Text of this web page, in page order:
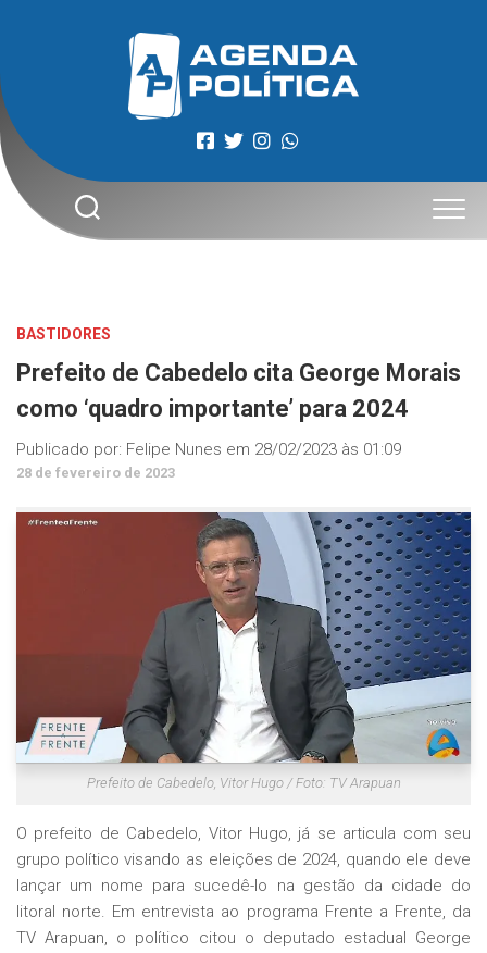
BASTIDORES
Prefeito de Cabedelo cita George Morais
como ‘quadro importante’ para 2024
Publicado por: Felipe Nunes em 28/02/2023 às 01:09
28 de fevereiro de 2023
Prefeito de Cabedelo, Vitor Hugo / Foto: TV Arapuan
O prefeito de Cabedelo, Vitor Hugo, já se articula com seu
grupo político visando as eleições de 2024, quando ele deve
lançar um nome para sucedê-lo na gestão da cidade do
litoral norte. Em entrevista ao programa Frente a Frente, da
TV Arapuan, o político citou o deputado estadual George